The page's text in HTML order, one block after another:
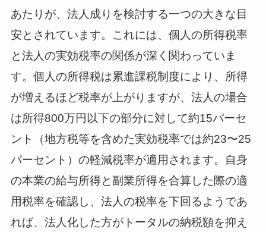
あたりが、法人成りを検討する一つの大きな目
安とされています。これには、個人の所得税率
と法人の実効税率の関係が深く関わっていま
す。個人の所得税は累進課税制度により、所得
が増えるほど税率が上がりますが、法人の場合
は所得800万円以下の部分に対して約15パーセ
ント（地方税等を含めた実効税率では約23〜25
パーセント）の軽減税率が適用されます。自身
の本業の給与所得と副業所得を合算した際の適
用税率を確認し、法人の税率を下回るようであ
れば、法人化した方がトータルの納税額を抑え